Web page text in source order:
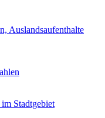
Auslandsaufenthalte
Stadtgebiet